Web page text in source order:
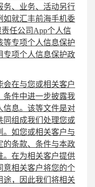
务、业务、活动另行
如就汇丰前海手机委
任公司App个人信
等专项个人信息保护
专项个人信息保护政
会在与您或相关客户
条件中进一步披露我
信息。该等文件是对
同组成我们处理您或
。如您或相关客户与
的条款、条件与本政
。在为相关客户提供
意相关客户将您的个
途，因此我们将相关